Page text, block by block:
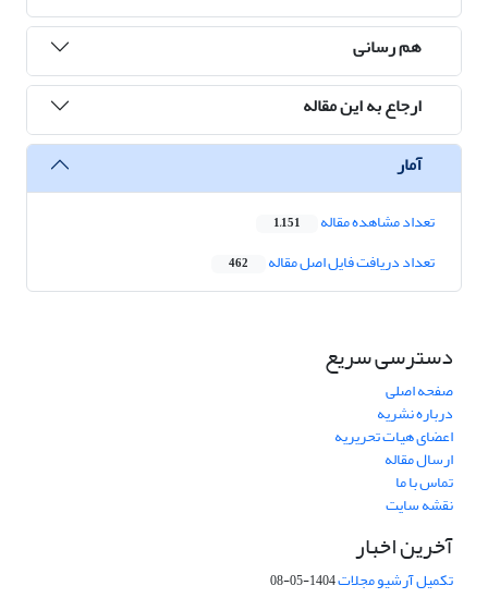
هم رسانی
ارجاع به این مقاله
آمار
تعداد مشاهده مقاله 1,151
تعداد دریافت فایل اصل مقاله 462
دسترسی سریع
صفحه اصلی
درباره نشریه
اعضای هیات تحریریه
ارسال مقاله
تماس با ما
نقشه سایت
آخرین اخبار
تکمیل آرشیو مجلات1404-05-08